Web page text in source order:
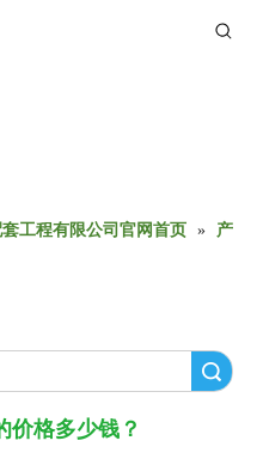
工程有限公司官网首页 »
产
价格多少钱？